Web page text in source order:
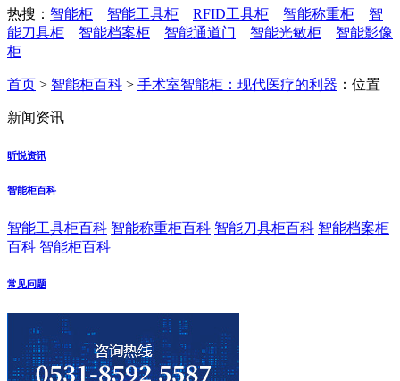
热搜： 智能柜 智能工具柜 RFID工具柜 智能称重柜
智
能刀具柜
智能档案柜 智能通道门 智能光敏柜
智能影像
柜
首页 > 智能柜百科 > 手术室智能柜：现代医疗的利器 ：位置
新闻资讯
昕悦资讯
智能柜百科
智能工具柜百科 智能称重柜百科 智能刀具柜百科 智能档案柜
百科 智能柜百科
常见问题